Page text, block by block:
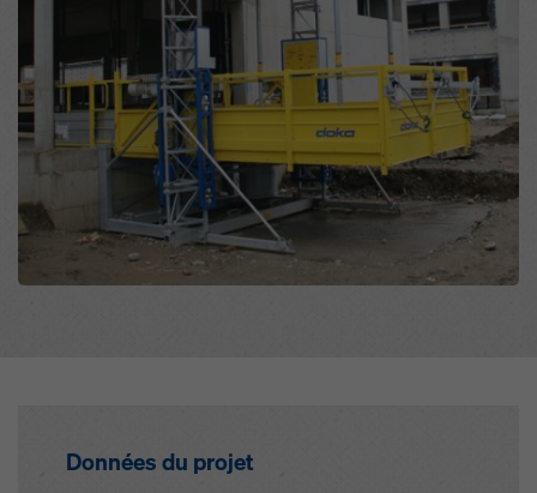
Données du projet